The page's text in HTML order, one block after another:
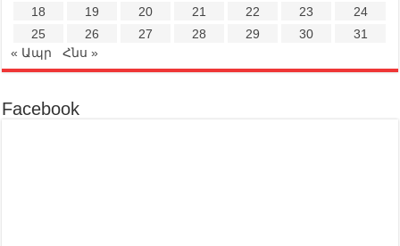
18
19 20 21 22 23
24
25
26 27 28 29 30
31
« Ապր
Հնս »
Facebook